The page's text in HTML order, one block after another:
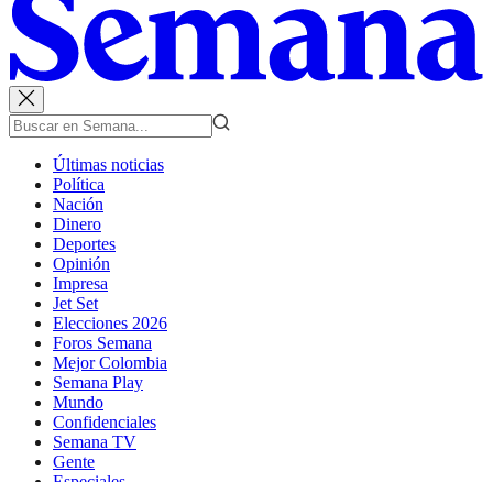
Últimas noticias
Política
Nación
Dinero
Deportes
Opinión
Impresa
Jet Set
Elecciones 2026
Foros Semana
Mejor Colombia
Semana Play
Mundo
Confidenciales
Semana TV
Gente